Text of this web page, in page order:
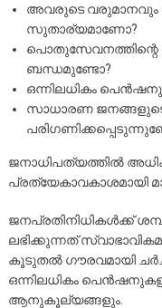
അവരുടെ
സുതാര്യമാണോ?
ബന്ധമുണ്ടോ?
ഒന്നിലധികം
സാധാരണ ജനങ്ങളുടെ
ജനാധിപത്യത്തിൽ
പ്രത്യേകാവകാശമായി
ജനപ്രതിനിധികൾക്ക്
ലഭിക്കുന്നത്
കൂടുതൽ ഗൗരവമായി
ഒന്നിലധികം
ആനുകൂല്യങ്ങളും.